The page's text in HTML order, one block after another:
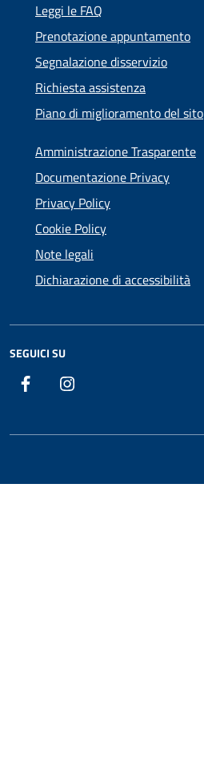
Leggi le FAQ
Prenotazione appuntamento
Segnalazione disservizio
Richiesta assistenza
Piano di miglioramento del sito
Amministrazione Trasparente
Documentazione Privacy
Privacy Policy
Cookie Policy
Note legali
Dichiarazione di accessibilità
SEGUICI SU
Facebook